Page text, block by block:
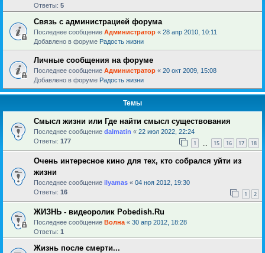
Ответы: 5
Связь с администрацией форума
Последнее сообщение Администратор « 28 апр 2010, 10:11
Добавлено в форуме Радость жизни
Личные сообщения на форуме
Последнее сообщение Администратор « 20 окт 2009, 15:08
Добавлено в форуме Радость жизни
Темы
Смысл жизни или Где найти смысл существования
Последнее сообщение dalmatin « 22 июл 2022, 22:24
Ответы: 177 1 15 16 17 18
Очень интересное кино для тех, кто собрался уйти из
жизни
Последнее сообщение ilyamas « 04 ноя 2012, 19:30
Ответы: 16 1 2
ЖИЗНЬ - видеоролик Pobedish.Ru
Последнее сообщение Волна « 30 апр 2012, 18:28
Ответы: 1
Жизнь после смерти...